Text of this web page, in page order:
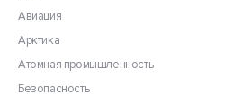
Авиация
Арктика
Атомная промышленность
Безопасность